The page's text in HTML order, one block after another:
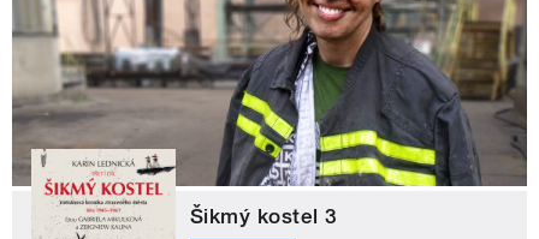
Šikmý kostel 3